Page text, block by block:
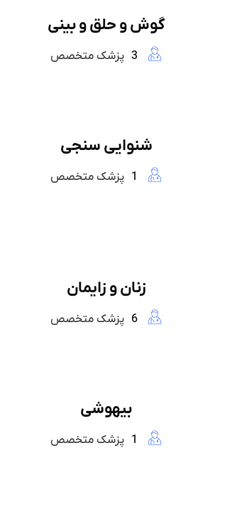
گوش و حلق و بینی
3 پزشک متخصص
شنوایی سنجی
1 پزشک متخصص
زنان و زایمان
6 پزشک متخصص
بیهوشی
1 پزشک متخصص